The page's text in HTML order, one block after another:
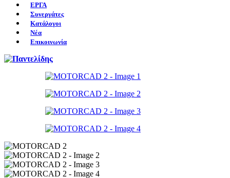
ΕΡΓΑ
Συνεργάτες
Κατάλογοι
Νέα
Επικοινωνία